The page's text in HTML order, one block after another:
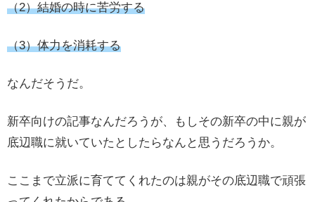
（2）結婚の時に苦労する
（3）体力を消耗する
なんだそうだ。
新卒向けの記事なんだろうが、もしその新卒の中に親が
底辺職に就いていたとしたらなんと思うだろうか。
ここまで立派に育ててくれたのは親がその底辺職で頑張